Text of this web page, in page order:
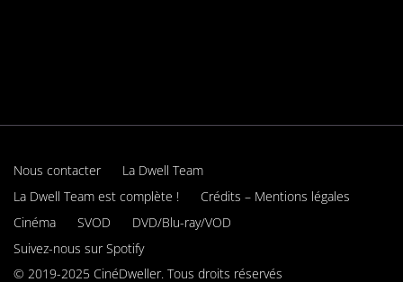
Nous contacter
La Dwell Team
La Dwell Team est complète !
Crédits – Mentions légales
Cinéma
SVOD
DVD/Blu-ray/VOD
Suivez-nous sur Spotify
© 2019-2025 CinéDweller. Tous droits réservés